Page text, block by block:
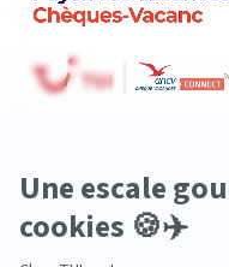
Plongée
Premium